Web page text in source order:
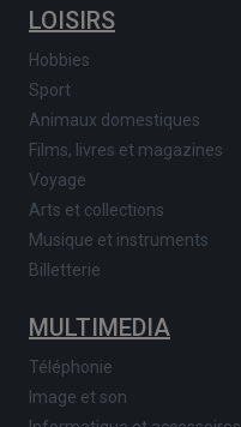
LOISIRS
Hobbies
Sport
Animaux domestiques
Films, livres et magazines
Voyage
Arts et collections
Musique et instruments
Billetterie
MULTIMEDIA
Téléphonie
Image et son